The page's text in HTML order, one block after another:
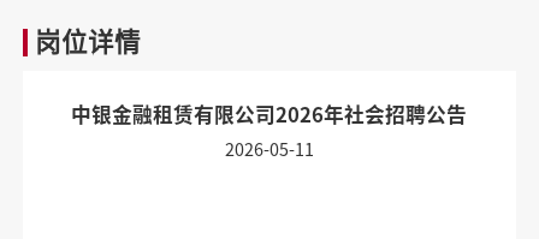
岗位详情
中银金融租赁有限公司2026年社会招聘公告
2026-05-11